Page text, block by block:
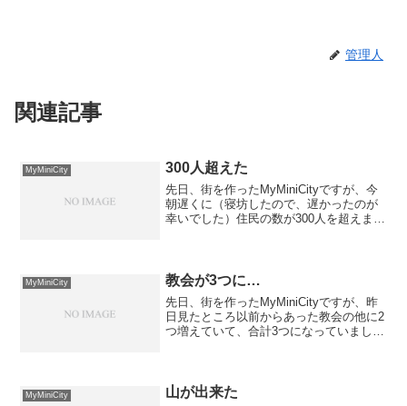
管理人
関連記事
MyMiniCity 300人超えた
先日、街を作ったMyMiniCityですが、今
朝遅くに（寝坊したので、遅かったのが
幸いでした）住民の数が300人を超えまし
で...
MyMiniCity 教会が3つに…
先日、街を作ったMyMiniCityですが、昨
日見たところ以前からあった教会の他に2
つ増えていて、合計3つになっていまし
の波に揉...
MyMiniCity 山が出来た